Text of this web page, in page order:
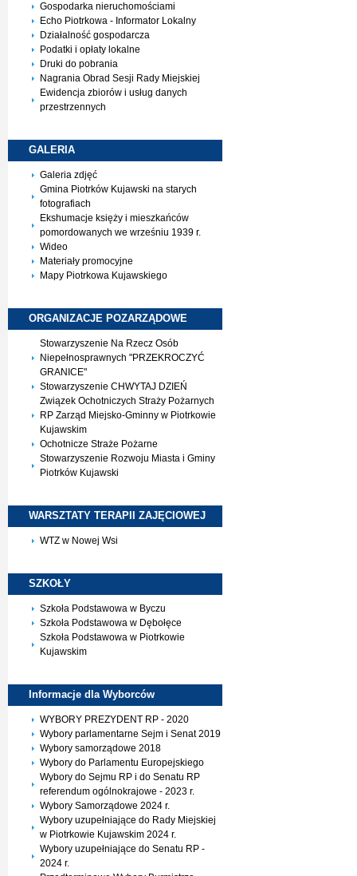
Gospodarka nieruchomościami
Echo Piotrkowa - Informator Lokalny
Działalność gospodarcza
Podatki i opłaty lokalne
Druki do pobrania
Nagrania Obrad Sesji Rady Miejskiej
Ewidencja zbiorów i usług danych
przestrzennych
GALERIA
Galeria zdjęć
Gmina Piotrków Kujawski na starych
fotografiach
Ekshumacje księży i mieszkańców
pomordowanych we wrześniu 1939 r.
Wideo
Materiały promocyjne
Mapy Piotrkowa Kujawskiego
ORGANIZACJE POZARZĄDOWE
Stowarzyszenie Na Rzecz Osób
Niepełnosprawnych "PRZEKROCZYĆ
GRANICE"
Stowarzyszenie CHWYTAJ DZIEŃ
Związek Ochotniczych Straży Pożarnych
RP Zarząd Miejsko-Gminny w Piotrkowie
Kujawskim
Ochotnicze Straże Pożarne
Stowarzyszenie Rozwoju Miasta i Gminy
Piotrków Kujawski
WARSZTATY TERAPII ZAJĘCIOWEJ
WTZ w Nowej Wsi
SZKOŁY
Szkoła Podstawowa w Byczu
Szkoła Podstawowa w Dębołęce
Szkoła Podstawowa w Piotrkowie
Kujawskim
Informacje dla Wyborców
WYBORY PREZYDENT RP - 2020
Wybory parlamentarne Sejm i Senat 2019
Wybory samorządowe 2018
Wybory do Parlamentu Europejskiego
Wybory do Sejmu RP i do Senatu RP
referendum ogólnokrajowe - 2023 r.
Wybory Samorządowe 2024 r.
Wybory uzupełniające do Rady Miejskiej
w Piotrkowie Kujawskim 2024 r.
Wybory uzupełniające do Senatu RP -
2024 r.